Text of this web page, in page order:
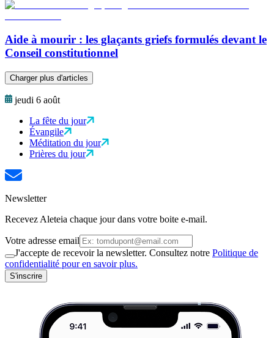
Aide à mourir : les glaçants griefs formulés devant le
Conseil constitutionnel
Charger plus d'articles
jeudi 6 août
La fête du jour
Évangile
Méditation du jour
Prières du jour
Newsletter
Recevez Aleteia chaque jour dans votre boite e-mail.
Votre adresse email
J'accepte de recevoir la newsletter. Consultez notre Politique de
confidentialité pour en savoir plus.
S'inscrire